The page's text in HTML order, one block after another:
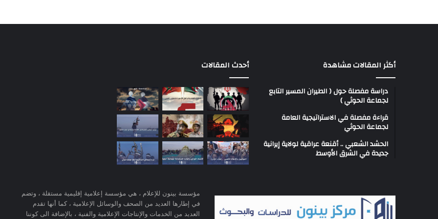
أكثر المقالات مشاهدة
دراسة مفصلة حول ( الطيران المسير التابع
لجماعة الحوثي )
قراءة مفصلة في الاستراتيجية العامة
لجماعة الحوثي
الحشد الشعبي .. أقنعة عراقية لولاية إيرانية
جديدة في الشرق الأوسط
أحدث المقالات
مؤسسة بينون للإعلام ، هي مؤسسة إعلامية إقليمية مستقلة ، وتضم
في إطارها العديد من الصحف والوسائل الإعلامية ، كما أنها تقدم
العديد من الخدمات والإنتاجات الإعلامية والفنية ، بالإضافة الى كوننا